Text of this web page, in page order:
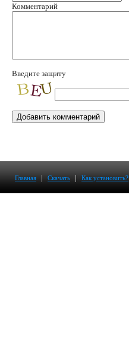
Комментарий
Введите защиту
Главная | Скачать | Как установить?